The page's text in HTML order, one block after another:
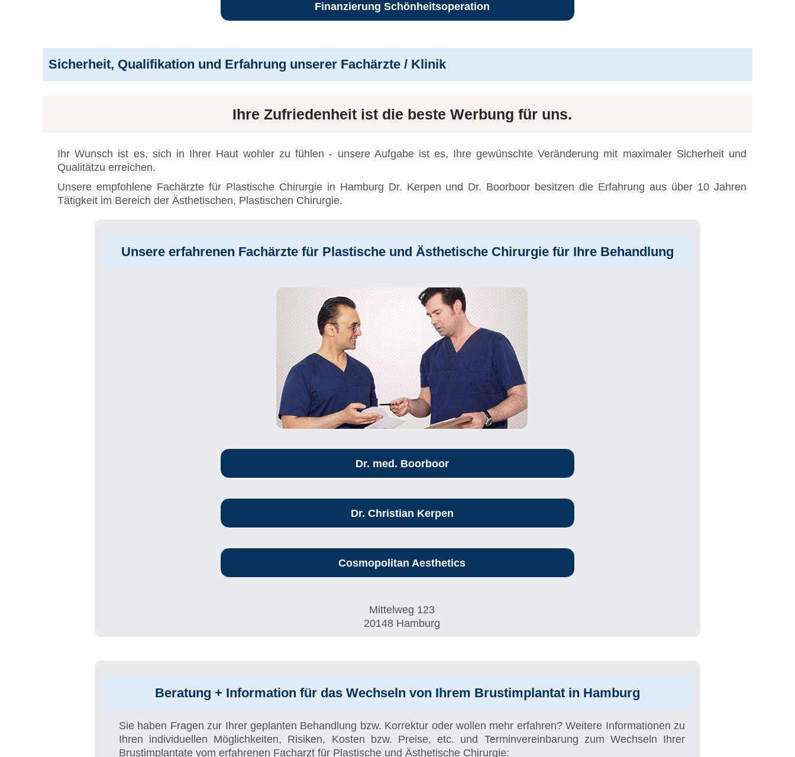
Finanzierung Schönheitsoperation
Sicherheit, Qualifikation und Erfahrung unserer Fachärzte / Klinik
Ihre Zufriedenheit ist die beste Werbung für uns.
Ihr Wunsch ist es, sich in Ihrer Haut wohler zu fühlen - unsere Aufgabe ist es, Ihre gewünschte Veränderung mit maximaler Sicherheit und
Qualitätzu erreichen.
Unsere empfohlene Fachärzte für Plastische Chirurgie in Hamburg Dr. Kerpen und Dr. Boorboor besitzen die Erfahrung aus über 10 Jahren
Tätigkeit im Bereich der Ästhetischen, Plastischen Chirurgie.
Unsere erfahrenen Fachärzte für Plastische und Ästhetische Chirurgie für Ihre Behandlung
Dr. med. Boorboor
Dr. Christian Kerpen
Cosmopolitan Aesthetics
Mittelweg 123
20148 Hamburg
Beratung + Information für das Wechseln von Ihrem Brustimplantat in Hamburg
Sie haben Fragen zur Ihrer geplanten Behandlung bzw. Korrektur oder wollen mehr erfahren? Weitere Informationen zu
Ihren individuellen Möglichkeiten, Risiken, Kosten bzw. Preise, etc. und Terminvereinbarung zum Wechseln Ihrer
Brustimplantate vom erfahrenen Facharzt für Plastische und Ästhetische Chirurgie: